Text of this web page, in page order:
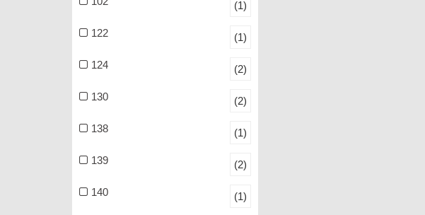
(1)
122 (1)
124 (2)
130 (2)
138 (1)
139 (2)
140 (1)